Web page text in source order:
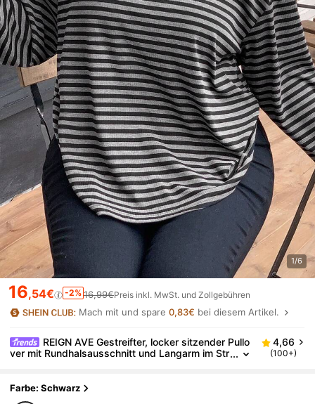
1/6
16,54€ -2% 16,99€Preis inkl. MwSt. und Zollgebühren
Mach mit und spare0,83€ bei diesem Artikel.
REIGN AVE Gestreifter, locker sitzender Pullo
ver mit Rundhalsausschnitt und Langarm im Str
4,66
(100+)
Farbe: Schwarz